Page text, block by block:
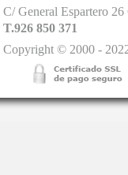
C/ General Espartero
T.926 850 371
Copyright © 2000 -